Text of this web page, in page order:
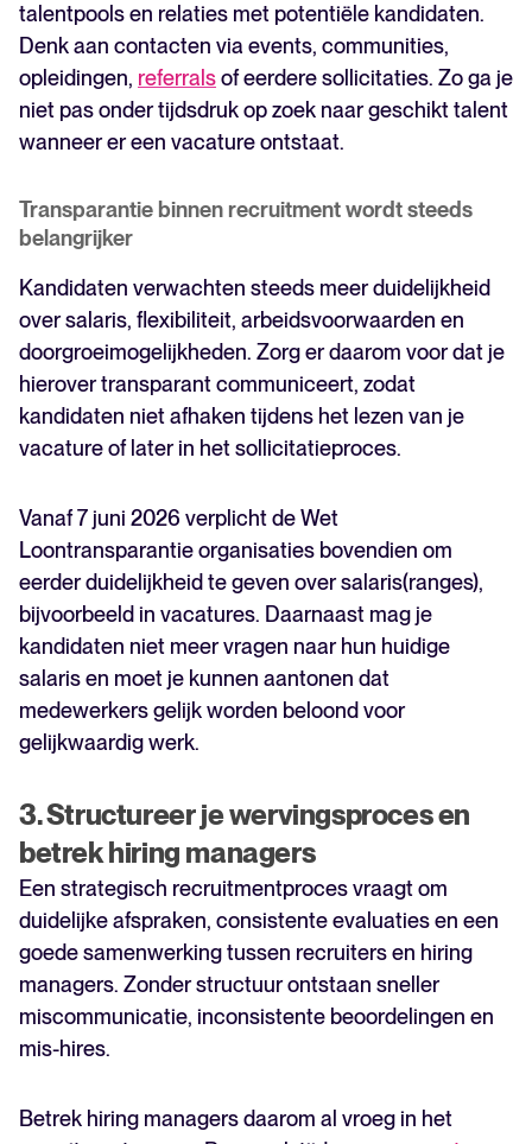
talentpools en relaties met potentiële kandidaten.
Denk aan contacten via events, communities,
opleidingen, referralsof eerdere sollicitaties. Zo ga je
niet pas onder tijdsdruk op zoek naar geschikt talent
wanneer er een vacature ontstaat.
Transparantie binnen recruitment wordt steeds
belangrijker
Kandidaten verwachten steeds meer duidelijkheid
over salaris, flexibiliteit, arbeidsvoorwaarden en
doorgroeimogelijkheden. Zorg er daarom voor dat je
hierover transparant communiceert, zodat
kandidaten niet afhaken tijdens het lezen van je
vacature of later in het sollicitatieproces.
Vanaf 7 juni 2026 verplicht de Wet
Loontransparantie organisaties bovendien om
eerder duidelijkheid te geven over salaris(ranges),
bijvoorbeeld in vacatures. Daarnaast mag je
kandidaten niet meer vragen naar hun huidige
salaris en moet je kunnen aantonen dat
medewerkers gelijk worden beloond voor
gelijkwaardig werk.
3. Structureer je wervingsproces en
betrek hiring managers
Een strategisch recruitmentproces vraagt om
duidelijke afspraken, consistente evaluaties en een
goede samenwerking tussen recruiters en hiring
managers. Zonder structuur ontstaan sneller
miscommunicatie, inconsistente beoordelingen en
mis-hires.
Betrek hiring managers daarom al vroeg in het